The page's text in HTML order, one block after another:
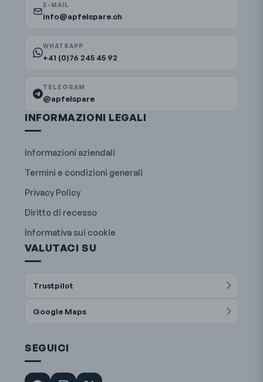
E-MAIL
info@apfelspare.ch
WHATSAPP
+41 (0)76 245 45 92
TELEGRAM
@apfelspare
INFORMAZIONI LEGALI
Informazioni aziendali
Termini e condizioni generali
Privacy Policy
Diritto di recesso
Informativa sui cookie
VALUTACI SU
Trustpilot
Google Maps
SEGUICI